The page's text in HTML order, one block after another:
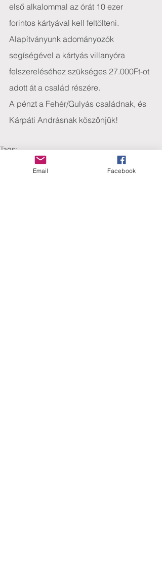
első alkalommal az órát 10 ezer
forintos kártyával kell feltölteni.
Alapítványunk adományozók
segíségével a kártyás villanyóra
felszereléséhez szükséges 27.000Ft-ot
adott át a család részére.
A pénzt a Fehér/Gulyás családnak, és
Kárpáti Andrásnak köszönjük!
Tags:
Email Facebook